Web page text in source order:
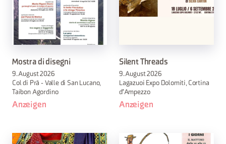
Mostra di disegni
9. August 2026
Col di Prà - Valle di San Lucano,
Taibon Agordino
Anzeigen
Silent Threads
9. August 2026
Lagazuoi Expo Dolomiti, Cortina
d'Ampezzo
Anzeigen